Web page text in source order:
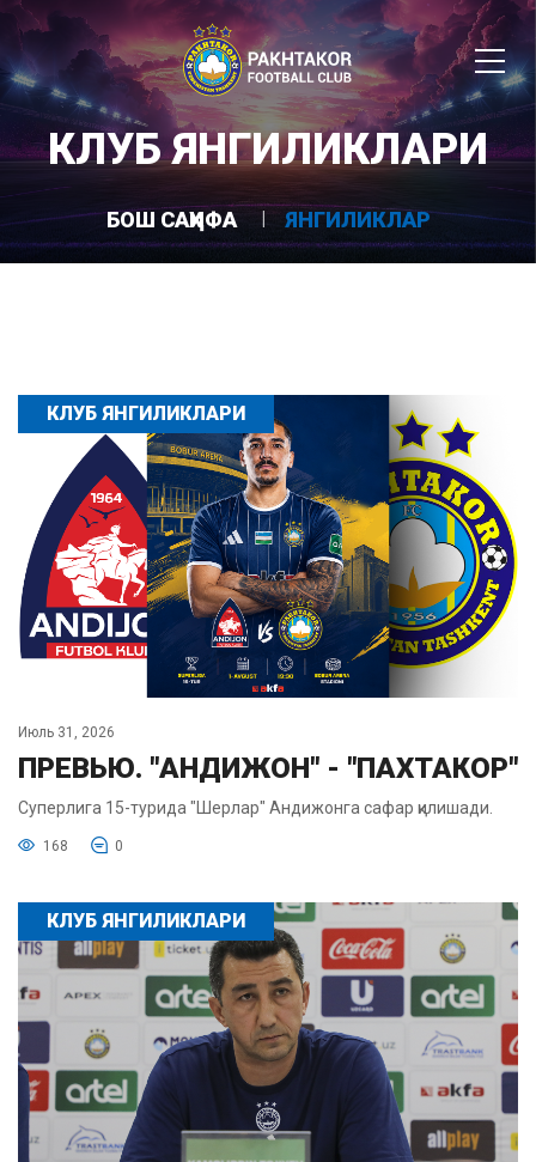
КЛУБ ЯНГИЛИКЛАРИ
БОШ САҲИФА ЯНГИЛИКЛАР
КЛУБ ЯНГИЛИКЛАРИ
Июль 31, 2026
ПРЕВЬЮ. "АНДИЖОН" - "ПАХТАКОР"
Суперлига 15-турида "Шерлар" Андижонга сафар қилишади.
168 0
КЛУБ ЯНГИЛИКЛАРИ